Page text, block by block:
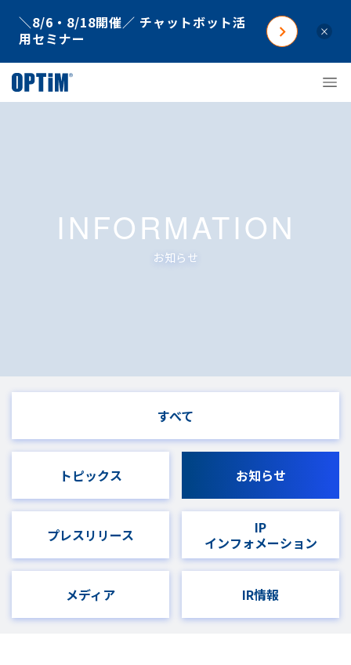
＼8/6・8/18開催／ チャットボット活
用セミナー
×
INFORMATION
お知らせ
すべて
トピックス お知らせ
プレスリリース
IP
インフォメーション
メディア IR情報